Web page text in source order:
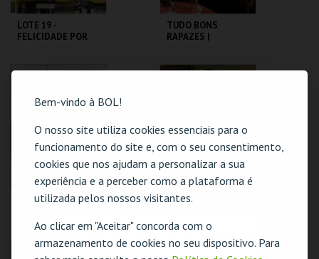
Bem-vindo à BOL!
O nosso site utiliza cookies essenciais para o
funcionamento do site e, com o seu consentimento,
cookies que nos ajudam a personalizar a sua
experiência e a perceber como a plataforma é
utilizada pelos nossos visitantes.
Ao clicar em "Aceitar" concorda com o
armazenamento de cookies no seu dispositivo. Para
LOTE 19 -
FELICIDADE POR
TEATRO
COMPRAR
TUDO BONS
RAPAZES |
SCORSESE
CAPITÓLIO.
COMPRAR
SEVEN - 7 PECADOS
CAPITÓLIO.
JERRY MAGUIRE: A
JERRY MAGUIRE
CAPITÓLIO.
O evento escolhido não está disponível